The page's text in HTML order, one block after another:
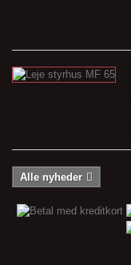
Alle nyheder